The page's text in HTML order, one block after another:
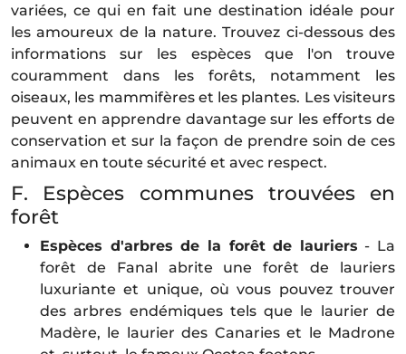
variées, ce qui en fait une destination idéale pour
les amoureux de la nature. Trouvez ci-dessous des
informations sur les espèces que l'on trouve
couramment dans les forêts, notamment les
oiseaux, les mammifères et les plantes. Les visiteurs
peuvent en apprendre davantage sur les efforts de
conservation et sur la façon de prendre soin de ces
animaux en toute sécurité et avec respect.
F. Espèces communes trouvées en
forêt
Espèces d'arbres de la forêt de lauriers - La
forêt de Fanal abrite une forêt de lauriers
luxuriante et unique, où vous pouvez trouver
des arbres endémiques tels que le laurier de
Madère, le laurier des Canaries et le Madrone